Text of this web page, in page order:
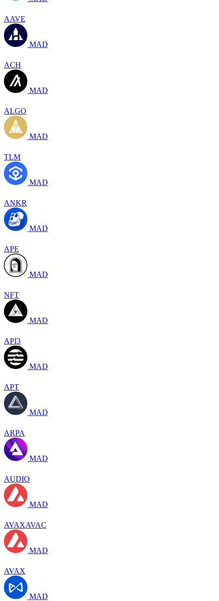
AAVE
MAD
ACH
MAD
ALGO
MAD
TLM
MAD
ANKR
MAD
APE
MAD
NFT
MAD
API3
MAD
APT
MAD
ARPA
MAD
AUDIO
MAD
AVAXAVAC
MAD
AVAX
MAD